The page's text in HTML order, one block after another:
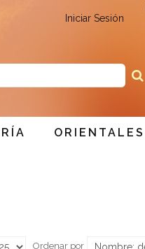
Iniciar Sesión
ORIENTALES
Ordenar por